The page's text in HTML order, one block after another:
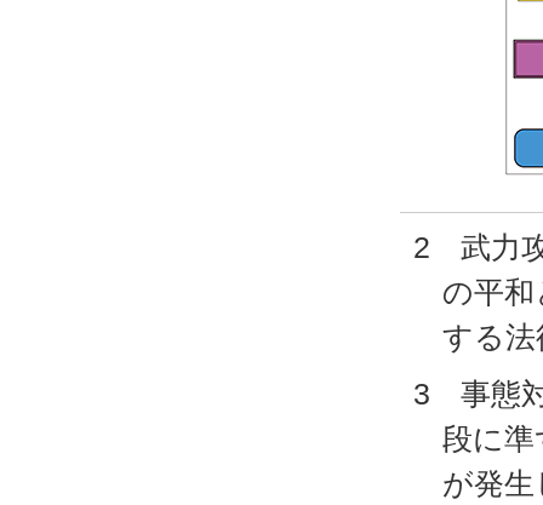
2 武力
の平
する法
3 事態
段に準
が発